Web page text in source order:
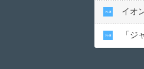
イオ
「